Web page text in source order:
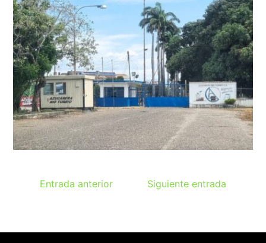
Entrada anterior Siguiente entrada